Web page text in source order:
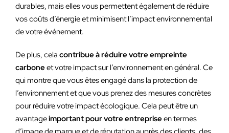
durables, mais elles vous permettent également de réduire
vos coûts d’énergie et minimisent l’impact environnemental
de votre événement.
De plus, cela contribue à réduire votre empreinte
carboneet votre impact sur l’environnement en général. Ce
qui montre que vous êtes engagé dans la protection de
l’environnement et que vous prenez des mesures concrètes
pour réduire votre impact écologique. Cela peut être un
avantageimportant pour votre entrepriseen termes